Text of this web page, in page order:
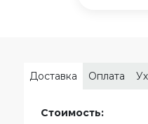
Доставка Оплата
Стоимость: